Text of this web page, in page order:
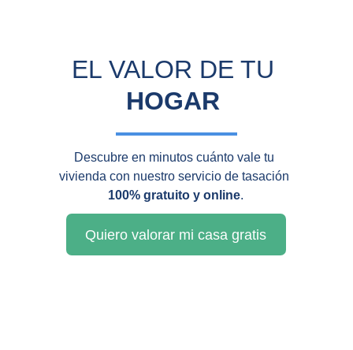
EL VALOR DE TU
HOGAR
Quiero valorar mi casa gratis
Descubre en minutos cuánto vale tu
vivienda con nuestro servicio de tasación
100% gratuito y online.